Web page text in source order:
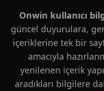
Onwin kullanıcı
güncel duyurulara,
içeriklerine tek bir
amacıyla
yenilenen içerik
aradıkları bilgilere